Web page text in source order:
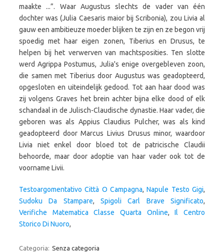
Testoargomentativo Città O Campagna,Napule Testo Gigi,
Sudoku Da Stampare,Spigoli Carl Brave Significato,
Verifiche Matematica Classe Quarta Online,Il Centro
Storico Di Nuoro,
Categoria: Senza categoria